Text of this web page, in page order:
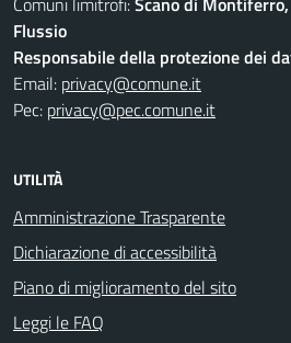
Flussio
Responsabile della protezione dei
Email: privacy@comune.it
Pec: privacy@pec.comune.it
UTILITÀ
Amministrazione Trasparente
Dichiarazione di accessibilità
Piano di miglioramento del sito
Leggi le FAQ